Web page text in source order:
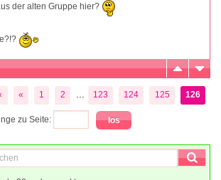
der alten Gruppe hier?
« 1 2 ... 123 124 125 126
zu Seite: